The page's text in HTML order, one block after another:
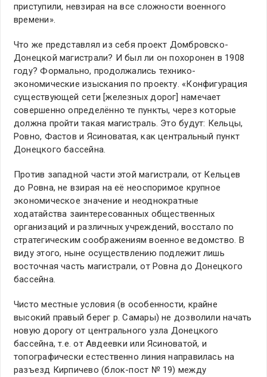
приступили, невзирая на все сложности военного
времени».
Что же представлял из себя проект Домбровско-
Донецкой магистрали? И был ли он похоронен в 1908
году? Формально, продолжались технико-
экономические изыскания по проекту. «Конфигурация
существующей сети [железных дорог] намечает
совершенно определённо те пункты, через которые
должна пройти такая магистраль. Это будут: Кельцы,
Ровно, Фастов и Ясиноватая, как центральный пункт
Донецкого бассейна.
Против западной части этой магистрали, от Кельцев
до Ровна, не взирая на её неоспоримое крупное
экономическое значение и неоднократные
ходатайства заинтересованных общественных
организаций и различных учреждений, восстало по
стратегическим соображениям военное ведомство. В
виду этого, ныне осуществлению подлежит лишь
восточная часть магистрали, от Ровна до Донецкого
бассейна.
Чисто местные условия (в особенности, крайне
высокий правый берег р. Самары) не дозволили начать
новую дорогу от центрального узла Донецкого
бассейна, т.е. от Авдеевки или Ясиноватой, и
топографически естественно линия направилась на
разъезд Кирпичево (блок-пост № 19) между